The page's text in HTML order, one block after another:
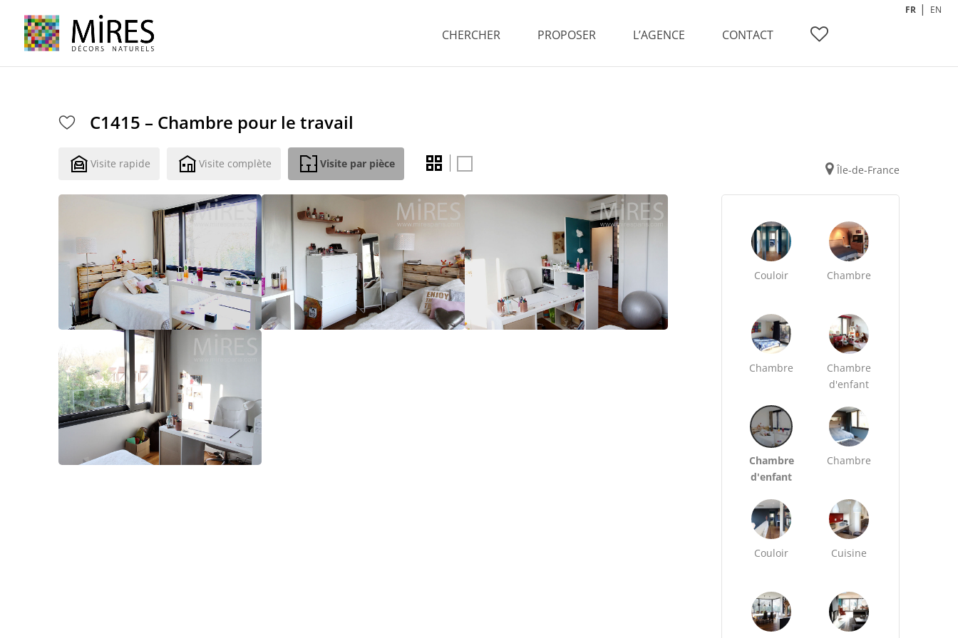
CHERCHER PROPOSER L’AGENCE CONTACT
FR EN
C1415 – Chambre pour le travail
Visite rapide Visite complète Visite par pièce Île-de-France
Couloir Chambre
Chambre
Chambre
d'enfant
Chambre
d'enfant
Chambre
Couloir Cuisine